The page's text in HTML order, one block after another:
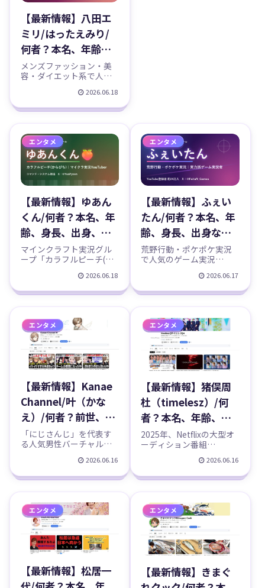
【最新情報】八田エ
ミリ/はったえみり/
何者？本名、年齢、
誕生日、身長、出
身、アシタノワダ
イ、彼氏、結婚、事
務所などのプロフィ
ール、YouTubeチャ
ンネル紹介！
メンズファッション・美
容・ダイエット系で人気
リ」を徹底紹介。元「ア
シタノワダイ（みーた
し、メインチャンネル
「八田エミリの日常」は
登録者91万人超。本名・
年齢・身長・出身などの
プロフィール（公式と諸
説を区別）、経歴、SNS、
最近の活動までまとめま
した。
2026.06.18
エンタメ
【最新情報】ゆあん
くん/何者？本名、年
齢、身長、出身、顔
バレなどのプロフィ
ール、からぴち(カラ
フルピーチ)の
YouTubeチャンネル
紹介！
マインクラフト実況グル
ープ「カラフルピーチ(か
ー、ゆあんくん🍑を徹底
紹介。本名・年齢・出
式”と“噂”を明確に分けて
整理し、からぴちでの立
ち位置、個人YouTubeチ
ャンネル、SNS、最近の活
動までまとめました。
2026.06.18
エンタメ
【最新情報】ふぇい
たん/何者？本名、年
齢、身長、出身など
のプロフィール、荒
野行動・ポケポケ実
況のYouTubeチャン
ネル紹介！
荒野行動・ポケポケ実況
で人気のゲーム実況
を徹底紹介。本名・年
齢・出身などのプロフィ
理）、活動名の由来、eス
ポーツ遍歴、YouTubeチ
ャンネルの規模、主なゲ
ーム、SNSと最近の活動ま
で、確定事実を中心にま
とめました。
2026.06.17
エンタメ
【最新情報】Kanae
Channel/叶（かな
え）/何者？前世、中
の人、デビュー、誕
生日、身長、葛葉、
ChroNoiR、年収な
どのプロフィール、
YouTubeチャンネル
紹介！
「にじさんじ」を代表す
る人気男性バーチャルラ
なえ）さん。卓越したゲ
ームの腕前と、穏やかで
優しい語り口、そして歌
の実力を兼ね備え、チャ
ンネル登録者数は約160万
人（2026年6月時点）を誇
ります。盟友・葛葉さん
との...
2026.06.16
エンタメ
【最新情報】猪俣周
杜（timelesz）/何
者？本名、年齢、誕
生日、身長、出身、
8iper、タイプロ、メ
ンバーカラーなどの
プロフィール、
YouTubeチャンネル
紹介！
2025年、Netflixの大型オ
ーディション番組
プロ）」を勝ち抜き、人
気グループtimelesz（タ
イムレス）の新メンバー
に加わった猪俣周杜（い
のまた しゅうと）さん。
天然なキャラクターと、
誰もが認...
2026.06.16
エンタメ
【最新情報】松居一
エンタメ
【最新情報】きまぐ